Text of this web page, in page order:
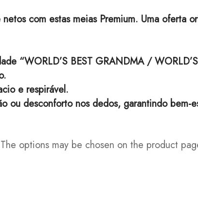
com estas meias Premium. Uma oferta
“WORLD’S BEST GRANDMA /
e respirável.
ou desconforto nos dedos, garantindo bem-
options may be chosen on the product